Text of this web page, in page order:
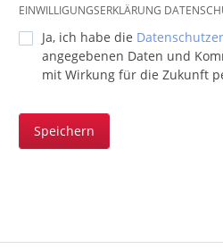
EINWILLIGUNGSERKLÄRUNG
Ja, ich habe die
angegebenen Daten und
mit Wirkung für die Zukunft
Speichern